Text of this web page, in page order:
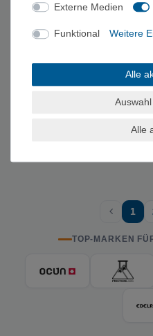
1
TOP-MARKEN
Externe Medien
Funktional Weitere
Alle
Alle